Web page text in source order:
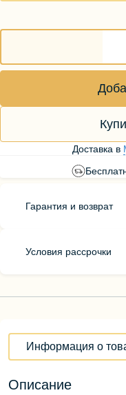
Доставка в
Гарантия и возврат
Условия рассрочки
Информация о
Описание